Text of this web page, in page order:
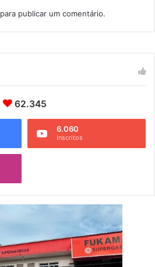
para publicar um comentário.
62.345
6.060
Inscritos